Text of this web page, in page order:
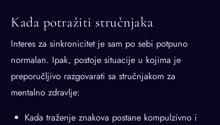
Kada potražiti stručnjaka
Interes za sinkronicitet je sam po sebi potpuno
normalan. Ipak, postoje situacije u kojima je
preporučljivo razgovarati sa stručnjakom za
mentalno zdravlje:
Kada traženje znakova postane kompulzivno i